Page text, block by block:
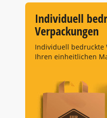
Individuell
Verpackungen
Individuell bedruckte
Ihren einheitlichen